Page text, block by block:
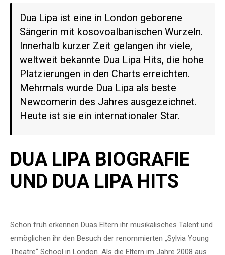
Dua Lipa ist eine in London geborene
Sängerin mit kosovoalbanischen Wurzeln.
Innerhalb kurzer Zeit gelangen ihr viele,
weltweit bekannte Dua Lipa Hits, die hohe
Platzierungen in den Charts erreichten.
Mehrmals wurde Dua Lipa als beste
Newcomerin des Jahres ausgezeichnet.
Heute ist sie ein internationaler Star.
DUA LIPA BIOGRAFIE
UND DUA LIPA HITS
Schon früh erkennen Duas Eltern ihr musikalisches Talent und
ermöglichen ihr den Besuch der renommierten „Sylvia Young
Theatre“ School in London. Als die Eltern im Jahre 2008 aus